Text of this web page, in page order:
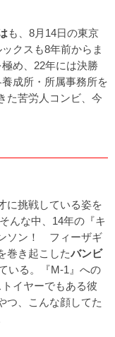
も、8月14日の東京
クスも8年前からま
め、22年には決勝
成所・所属事務所を
た苦労人コンビ、今
に挑戦している姿を
んな中、14年の『キ
ソン！ フィーザギ
巻き起こしたバンビ
いる。『M-1』への
イヤーでもある彼
つ、こんな顔してた